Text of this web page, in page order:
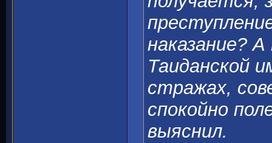
наказание?
Таиданской
стражах,
спокойно
выяснил.